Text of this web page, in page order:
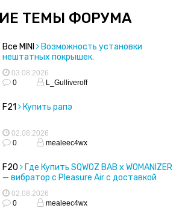
ТЕМЫ ФОРУМА
Все MINI
Возможность установки
нештатных покрышек.
03.08.2026
0
L_Gulliveroff
F21 Купить рапэ
02.08.2026
0
mealeec4wx
F20
Где Купить SQWOZ BAB x WOMANIZER
— вибратор с Pleasure Air с доставкой
02.08.2026
0
mealeec4wx